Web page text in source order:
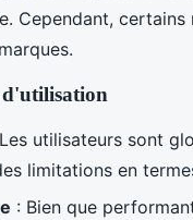
Cependant,
d'utilisation
utilisateurs sont
limitations en
: Bien que